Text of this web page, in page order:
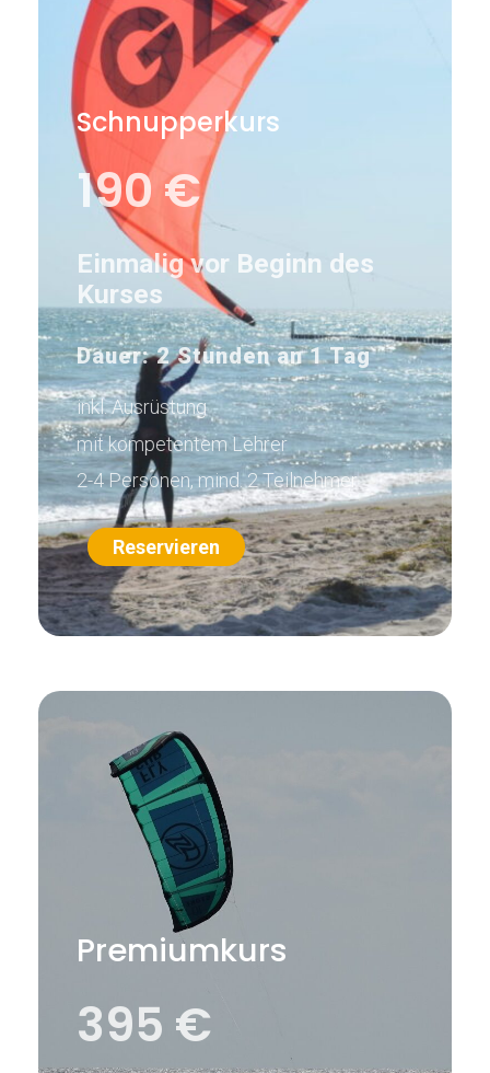
Schnupperkurs
190 €
Einmalig vor Beginn des
Kurses
Dauer: 2 Stundenan 1 Tag
inkl. Ausrüstung
mit kompetentem Lehrer
2-4 Personen, mind. 2 Teilnehmer
Reservieren
Premiumkurs
395 €